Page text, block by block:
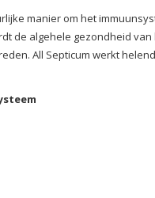
manier om het
de algehele gezondheid
All Septicum werkt